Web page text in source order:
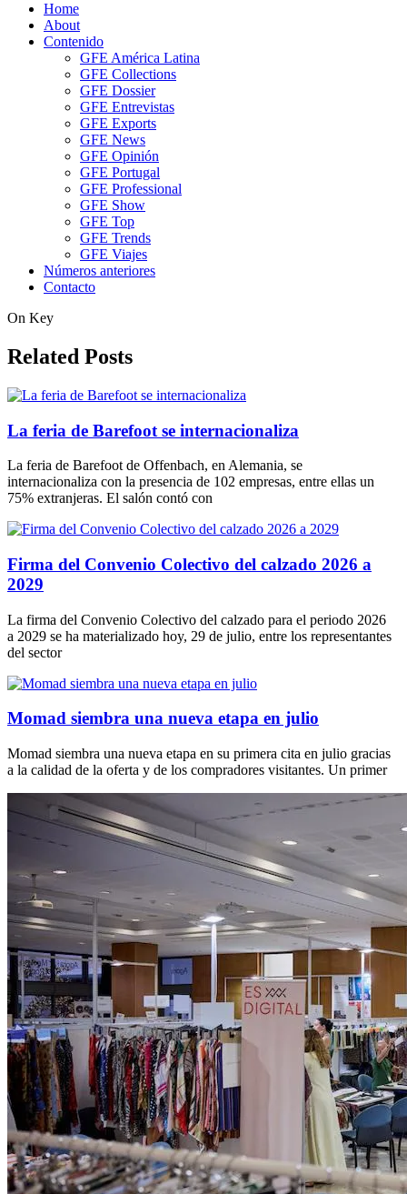
Home
About
Contenido
GFE América Latina
GFE Collections
GFE Dossier
GFE Entrevistas
GFE Exports
GFE News
GFE Opinión
GFE Portugal
GFE Professional
GFE Show
GFE Top
GFE Trends
GFE Viajes
Números anteriores
Contacto
On Key
Related Posts
La feria de Barefoot se internacionaliza
La feria de Barefoot de Offenbach, en Alemania, se
internacionaliza con la presencia de 102 empresas, entre ellas un
75% extranjeras. El salón contó con
Firma del Convenio Colectivo del calzado 2026 a
2029
La firma del Convenio Colectivo del calzado para el periodo 2026
a 2029 se ha materializado hoy, 29 de julio, entre los representantes
del sector
Momad siembra una nueva etapa en julio
Momad siembra una nueva etapa en su primera cita en julio gracias
a la calidad de la oferta y de los compradores visitantes. Un primer